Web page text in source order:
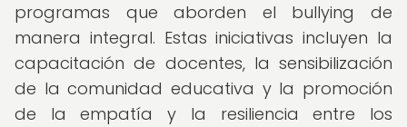
programas que aborden el bullying de
manera integral. Estas iniciativas incluyen la
capacitación de docentes, la sensibilización
de la comunidad educativa y la promoción
de la empatía y la resiliencia entre los